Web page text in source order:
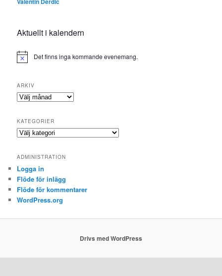
Aktuellt i kalendern
Det finns inga kommande evenemang.
ARKIV
Arkiv
KATEGORIER
Kategorier
ADMINISTRATION
Logga in
Flöde för inlägg
Flöde för kommentarer
WordPress.org
Drivs med WordPress